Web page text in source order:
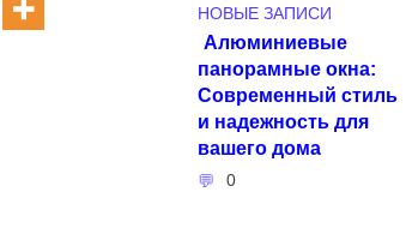
НОВЫЕ ЗАПИСИ
Алюминиевые
панорамные окна:
Современный стиль
и надежность для
вашего дома
0